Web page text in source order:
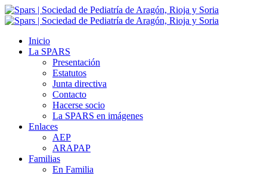
Inicio
La SPARS
Presentación
Estatutos
Junta directiva
Contacto
Hacerse socio
La SPARS en imágenes
Enlaces
AEP
ARAPAP
Familias
En Familia